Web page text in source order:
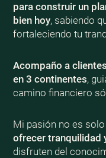
para construir un
bien hoy, sabiendo
fortaleciendo tu
Acompaño a
en 3 continentes,
camino financiero
Mi pasión no es
ofrecer tranquilidad
disfruten del